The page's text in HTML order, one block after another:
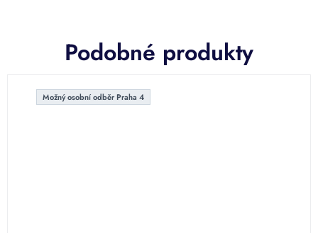
Podobné produkty
Možný osobní odběr Praha 4